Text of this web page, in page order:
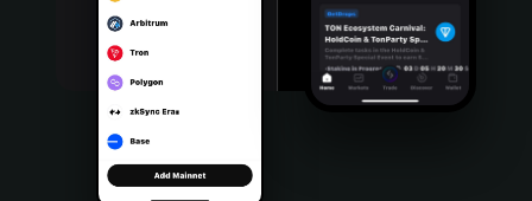
Bahasa Indonesia
Português (Brasil)
Español (Argentina)